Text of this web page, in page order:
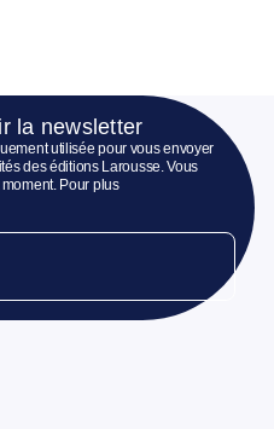
la newsletter
utilisée pour vous envoyer
des éditions Larousse. Vous
Pour plus